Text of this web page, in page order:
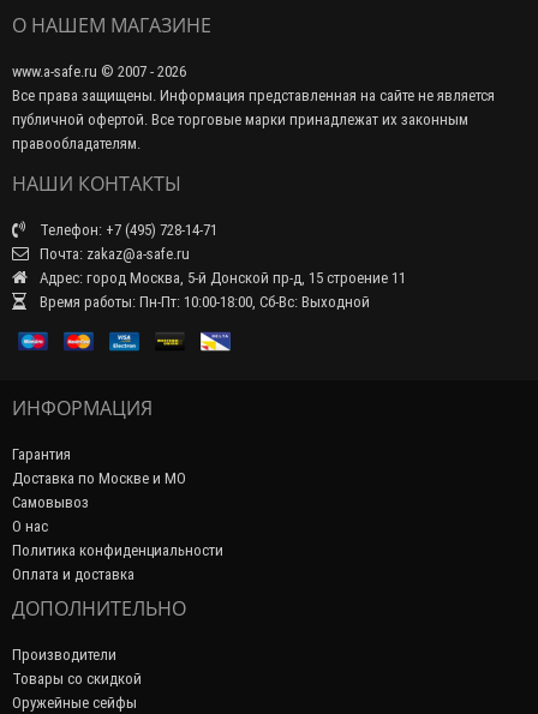
О НАШЕМ МАГАЗИНЕ
www.a-safe.ru © 2007 - 2026
Все права защищены. Информация представленная на сайте не является
публичной офертой. Все торговые марки принадлежат их законным
правообладателям.
НАШИ КОНТАКТЫ
Телефон: +7 (495) 728-14-71
Почта: zakaz@a-safe.ru
Адрес: город Москва, 5-й Донской пр-д, 15 строение 11
Время работы: Пн-Пт: 10:00-18:00, Сб-Вс: Выходной
ИНФОРМАЦИЯ
Гарантия
Доставка по Москве и МО
Самовывоз
О нас
Политика конфиденциальности
Оплата и доставка
ДОПОЛНИТЕЛЬНО
Производители
Товары со скидкой
Оружейные сейфы